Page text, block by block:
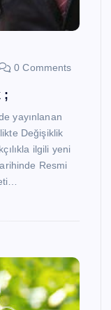
0 Comments
;
yayınlanan
Değişiklik
ilgili yeni
Resmi